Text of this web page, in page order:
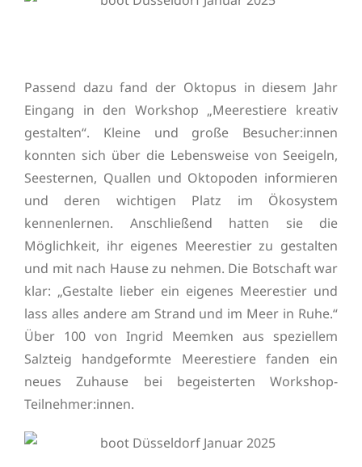
Passend dazu fand der Oktopus in diesem Jahr
Eingang in den Workshop „Meerestiere kreativ
gestalten“. Kleine und große Besucher:innen
konnten sich über die Lebensweise von Seeigeln,
Seesternen, Quallen und Oktopoden informieren
und deren wichtigen Platz im Ökosystem
kennenlernen. Anschließend hatten sie die
Möglichkeit, ihr eigenes Meerestier zu gestalten
und mit nach Hause zu nehmen. Die Botschaft war
klar: „Gestalte lieber ein eigenes Meerestier und
lass alles andere am Strand und im Meer in Ruhe.“
Über 100 von Ingrid Meemken aus speziellem
Salzteig handgeformte Meerestiere fanden ein
neues Zuhause bei begeisterten Workshop-
Teilnehmer:innen.